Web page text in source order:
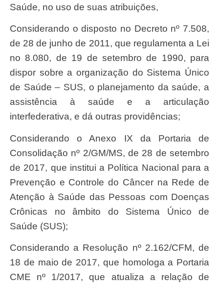
Saúde, no uso de suas atribuições,
Considerando o disposto no Decreto nº 7.508,
de 28 de junho de 2011, que regulamenta a Lei
no 8.080, de 19 de setembro de 1990, para
dispor sobre a organização do Sistema Único
de Saúde – SUS, o planejamento da saúde, a
assistência à saúde e a articulação
interfederativa, e dá outras providências;
Considerando o Anexo IX da Portaria de
Consolidação nº 2/GM/MS, de 28 de setembro
de 2017, que institui a Política Nacional para a
Prevenção e Controle do Câncer na Rede de
Atenção à Saúde das Pessoas com Doenças
Crônicas no âmbito do Sistema Único de
Saúde (SUS);
Considerando a Resolução nº 2.162/CFM, de
18 de maio de 2017, que homologa a Portaria
CME nº 1/2017, que atualiza a relação de